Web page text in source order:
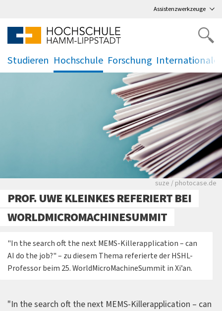
Assistenzwerkzeuge
Studieren
.
Hochschule
.
Forschung
. .
Viele Zeitungen.
suze / photocase.de
PROF. UWE KLEINKES REFERIERT BEI
WORLDMICROMACHINESUMMIT
"In the search oft the next MEMS-Killerapplication – can
AI do the job?" – zu diesem Thema referierte der HSHL-
Professor beim 25. WorldMicroMachineSummit in Xi’an.
"In the search oft the next MEMS-Killerapplication – can